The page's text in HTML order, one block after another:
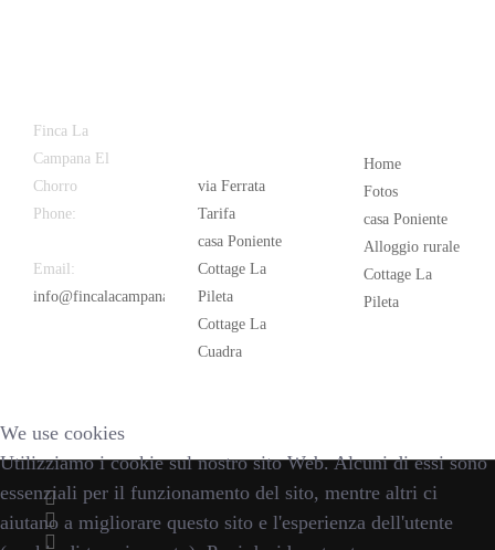
Finca La
Campana El
Chorro
Phone:
Email:
info@fincalacampana.com
via Ferrata
Tarifa
casa Poniente
Cottage La
Pileta
Cottage La
Cuadra
Home
Fotos
casa Poniente
Alloggio rurale
Cottage La
Pileta
We use cookies
Utilizziamo i cookie sul nostro sito Web. Alcuni di essi sono
essenziali per il funzionamento del sito, mentre altri ci
aiutano a migliorare questo sito e l'esperienza dell'utente